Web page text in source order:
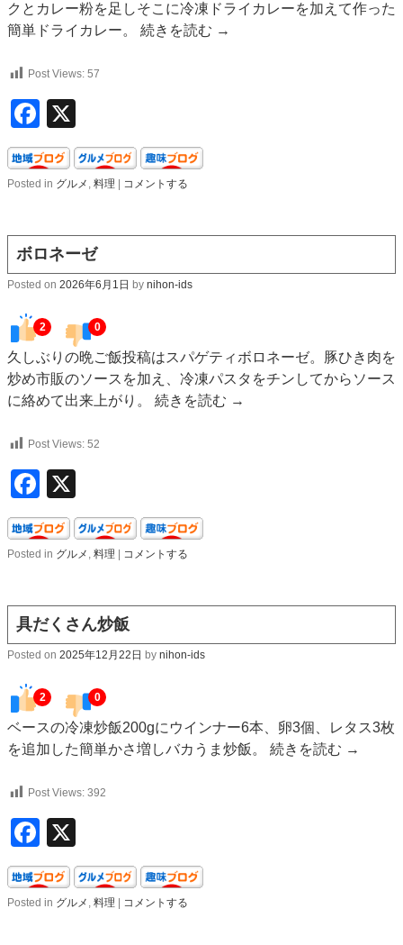
クとカレー粉を足しそこに冷凍ドライカレーを加えて作った
簡単ドライカレー。 続きを読む →
Post Views: 57
Facebook
Posted in グルメ , 料理 コメントする
ボロネーゼ
Posted on 2026年6月1日 by nihon-ids
2 0
久しぶりの晩ご飯投稿はスパゲティボロネーゼ。豚ひき肉を
炒め市販のソースを加え、冷凍パスタをチンしてからソース
に絡めて出来上がり。 続きを読む →
Post Views: 52
Facebook
Posted in グルメ , 料理 コメントする
具だくさん炒飯
Posted on 2025年12月22日 by nihon-ids
2 0
ベースの冷凍炒飯200gにウインナー6本、卵3個、レタス3枚
を追加した簡単かさ増しバカうま炒飯。 続きを読む →
Post Views: 392
Facebook
Posted in グルメ , 料理 コメントする